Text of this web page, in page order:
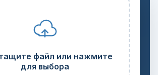
файл или нажмите
для выбора